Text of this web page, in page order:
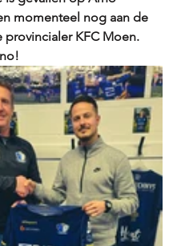
momenteel nog aan de
provincialer KFC Moen.